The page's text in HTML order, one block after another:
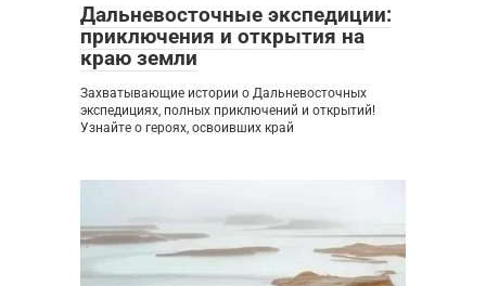
Дальневосточные экспедиции:
приключения и открытия на
краю земли
Захватывающие истории о Дальневосточных
экспедициях, полных приключений и открытий!
Узнайте о героях, освоивших край